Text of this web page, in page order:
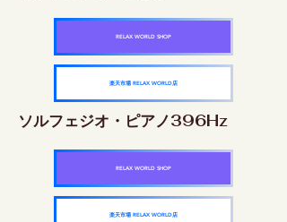
RELAX WORLD SHOP
楽天市場 RELAX WORLD店
ソルフェジオ・ピアノ396Hz
RELAX WORLD SHOP
楽天市場 RELAX WORLD店